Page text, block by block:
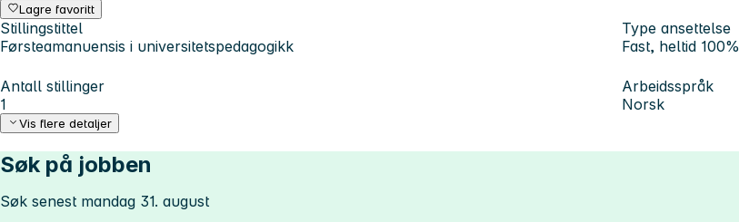
Lagre favoritt
Stillingstittel
Førsteamanuensis i universitetspedagogikk
Type ansettelse
Fast, heltid 100%
Antall stillinger
1
Arbeidsspråk
Norsk
Vis flere detaljer
Søk på jobben
Søk senest mandag 31. august